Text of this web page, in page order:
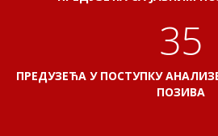
38
ПРЕДУЗЕЋА У ПОСТУПКУ
ПОЗИВА